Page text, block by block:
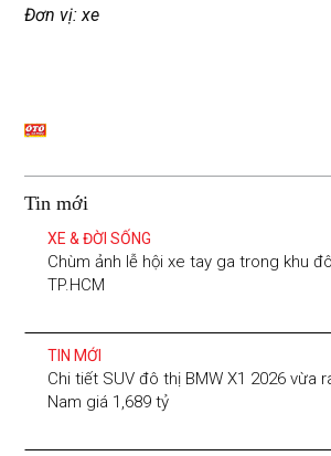
Đơn vị: xe
Tin mới
XE & ĐỜI SỐNG
Chùm ảnh lễ hội xe tay ga trong khu
TP.HCM
TIN MỚI
Chi tiết SUV đô thị BMW X1 2026 vừa
Nam giá 1,689 tỷ